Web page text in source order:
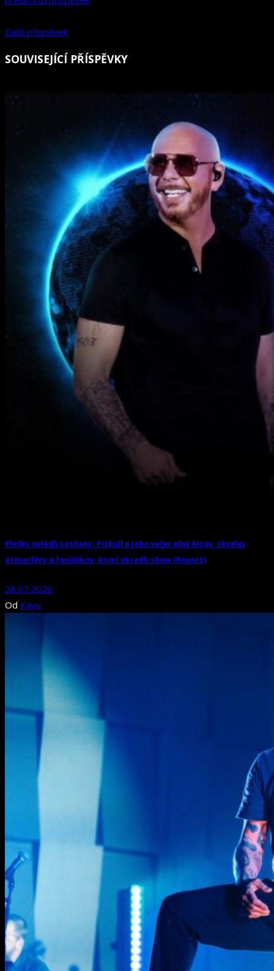
Další příspěvek
SOUVISEJÍCÍ PŘÍSPĚVKY
Plešky ovládli Letňany: Pitbull a jeho večer plný hitov, skvelej
atmosféry a fanúšikov, ktorí ukradli show (Report)
28.07.2026
Od Kayu